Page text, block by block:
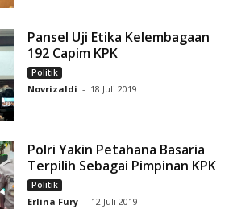
Pansel Uji Etika Kelembagaan
192 Capim KPK
Politik
Novrizaldi - 18 Juli 2019
Polri Yakin Petahana Basaria
Terpilih Sebagai Pimpinan KPK
Politik
Erlina Fury - 12 Juli 2019